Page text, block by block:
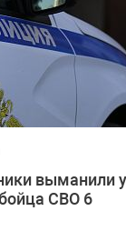
выманили у
СВО 6